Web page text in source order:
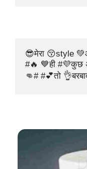
😎मेरा 😚style
#🔥 💙ही #💜कुछ
👊# #💕तो